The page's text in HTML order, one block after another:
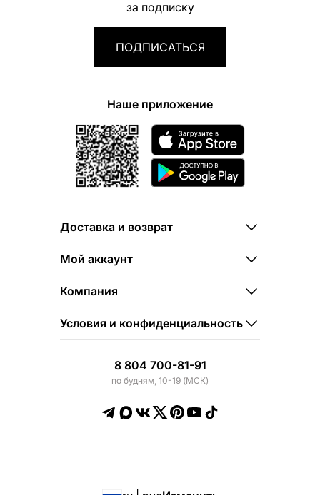
за подписку
ПОДПИСАТЬСЯ
Наше приложение
Доставка и возврат
Мой аккаунт
Компания
Условия и конфиденциальность
8 804 700-81-91
по будням, 10-19 (МСК)